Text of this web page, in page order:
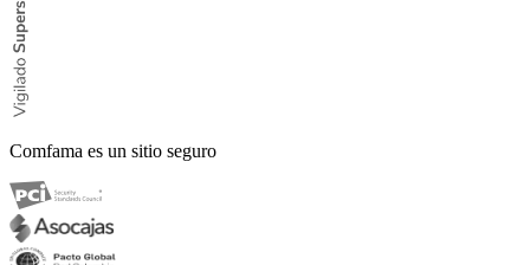
Comfama es un sitio seguro